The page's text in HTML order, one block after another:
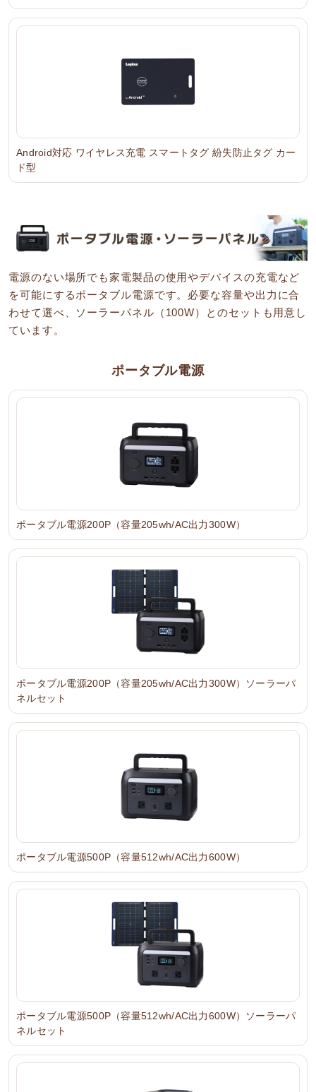
Android対応 ワイヤレス充電 スマートタグ 紛失防止タグ カー
ド型
電源のない場所でも家電製品の使用やデバイスの充電など
を可能にするポータブル電源です。必要な容量や出力に合
わせて選べ、ソーラーパネル（100W）とのセットも用意し
ています。
ポータブル電源
ポータブル電源200P（容量205wh/AC出力300W）
ポータブル電源200P（容量205wh/AC出力300W）ソーラーパ
ネルセット
ポータブル電源500P（容量512wh/AC出力600W）
ポータブル電源500P（容量512wh/AC出力600W）ソーラーパ
ネルセット